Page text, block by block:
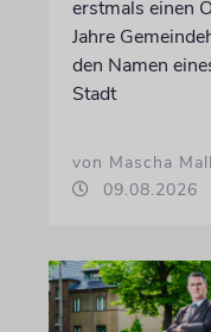
erstmals einen
Jahre
den Namen
Stadt
von Mascha
09.08.2026